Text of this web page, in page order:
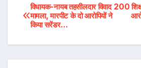
Post
navigation
200
विधायक-नायब तहसीलदार विवाद
मामला, मारपीट के दो आरोपियों ने
किया सरेंडर…